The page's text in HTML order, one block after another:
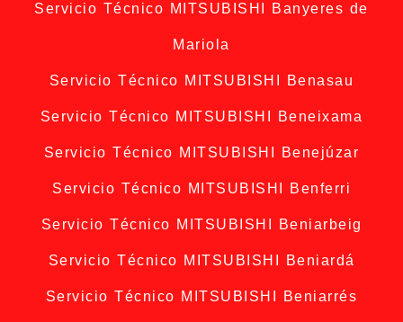
Servicio Técnico MITSUBISHI Banyeres de
Mariola
Servicio Técnico MITSUBISHI Benasau
Servicio Técnico MITSUBISHI Beneixama
Servicio Técnico MITSUBISHI Benejúzar
Servicio Técnico MITSUBISHI Benferri
Servicio Técnico MITSUBISHI Beniarbeig
Servicio Técnico MITSUBISHI Beniardá
Servicio Técnico MITSUBISHI Beniarrés